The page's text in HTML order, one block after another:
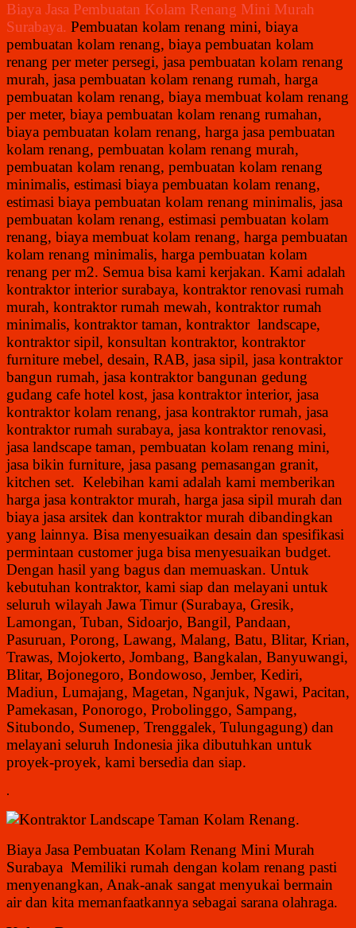
Biaya Jasa Pembuatan Kolam Renang Mini Murah
Surabaya. Pembuatan kolam renang mini, biaya
pembuatan kolam renang, biaya pembuatan kolam
renang per meter persegi, jasa pembuatan kolam renang
murah, jasa pembuatan kolam renang rumah, harga
pembuatan kolam renang, biaya membuat kolam renang
per meter, biaya pembuatan kolam renang rumahan,
biaya pembuatan kolam renang, harga jasa pembuatan
kolam renang, pembuatan kolam renang murah,
pembuatan kolam renang, pembuatan kolam renang
minimalis, estimasi biaya pembuatan kolam renang,
estimasi biaya pembuatan kolam renang minimalis, jasa
pembuatan kolam renang, estimasi pembuatan kolam
renang, biaya membuat kolam renang, harga pembuatan
kolam renang minimalis, harga pembuatan kolam
renang per m2. Semua bisa kami kerjakan. Kami adalah
kontraktor interior surabaya, kontraktor renovasi rumah
murah, kontraktor rumah mewah, kontraktor rumah
minimalis, kontraktor taman, kontraktor landscape,
kontraktor sipil, konsultan kontraktor, kontraktor
furniture mebel, desain, RAB, jasa sipil, jasa kontraktor
bangun rumah, jasa kontraktor bangunan gedung
gudang cafe hotel kost, jasa kontraktor interior, jasa
kontraktor kolam renang, jasa kontraktor rumah, jasa
kontraktor rumah surabaya, jasa kontraktor renovasi,
jasa landscape taman, pembuatan kolam renang mini,
jasa bikin furniture, jasa pasang pemasangan granit,
kitchen set. Kelebihan kami adalah kami memberikan
harga jasa kontraktor murah, harga jasa sipil murah dan
biaya jasa arsitek dan kontraktor murah dibandingkan
yang lainnya. Bisa menyesuaikan desain dan spesifikasi
permintaan customer juga bisa menyesuaikan budget.
Dengan hasil yang bagus dan memuaskan. Untuk
kebutuhan kontraktor, kami siap dan melayani untuk
seluruh wilayah Jawa Timur (Surabaya, Gresik,
Lamongan, Tuban, Sidoarjo, Bangil, Pandaan,
Pasuruan, Porong, Lawang, Malang, Batu, Blitar, Krian,
Trawas, Mojokerto, Jombang, Bangkalan, Banyuwangi,
Blitar, Bojonegoro, Bondowoso, Jember, Kediri,
Madiun, Lumajang, Magetan, Nganjuk, Ngawi, Pacitan,
Pamekasan, Ponorogo, Probolinggo, Sampang,
Situbondo, Sumenep, Trenggalek, Tulungagung) dan
melayani seluruh Indonesia jika dibutuhkan untuk
proyek-proyek, kami bersedia dan siap.
.
.
Biaya Jasa Pembuatan Kolam Renang Mini Murah
Surabaya Memiliki rumah dengan kolam renang pasti
menyenangkan, Anak-anak sangat menyukai bermain
air dan kita memanfaatkannya sebagai sarana olahraga.